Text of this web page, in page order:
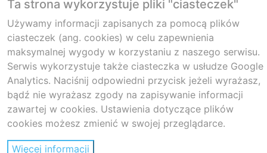
Ta strona wykorzystuje pliki "ciasteczek"
Używamy informacji zapisanych za pomocą plików
ciasteczek (ang. cookies) w celu zapewnienia
maksymalnej wygody w korzystaniu z naszego serwisu.
Serwis wykorzystuje także ciasteczka w usłudze Google
Analytics. Naciśnij odpowiedni przycisk jeżeli wyrażasz,
bądź nie wyrażasz zgody na zapisywanie informacji
zawartej w cookies. Ustawienia dotyczące plików
cookies możesz zmienić w swojej przeglądarce.
Więcej informacji